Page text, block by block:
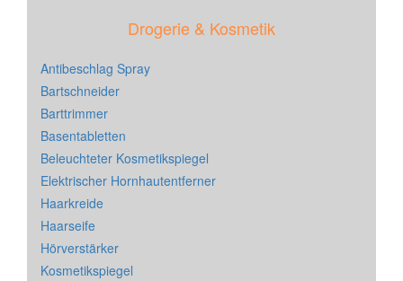
Drogerie & Kosmetik
Antibeschlag Spray
Bartschneider
Barttrimmer
Basentabletten
Beleuchteter Kosmetikspiegel
Elektrischer Hornhautentferner
Haarkreide
Haarseife
Hörverstärker
Kosmetikspiegel